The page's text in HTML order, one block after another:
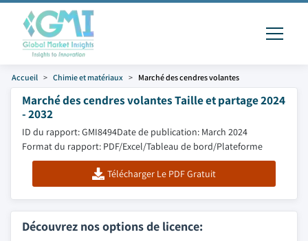
Accueil Chimie et matériaux Marché des cendres volantes
Marché des cendres volantes Taille et partage 2024
- 2032
ID du rapport: GMI8494Date de publication: March 2024
Format du rapport: PDF/Excel/Tableau de bord/Plateforme
Télécharger Le PDF Gratuit
Découvrez nos options de licence: